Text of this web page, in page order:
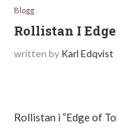
Blogg
Rollistan I
written by Karl Edqvist
Rollistan i ”Edge of